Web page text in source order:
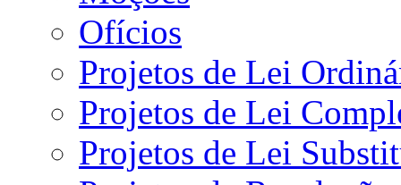
Ofícios
Projetos de Lei
Projetos de Lei
Projetos de Lei